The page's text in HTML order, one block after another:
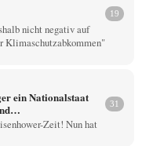
19
nicht negativ auf
Klimaschutzabkommen"
ein Nationalstaat
31
Zeit! Nun hat